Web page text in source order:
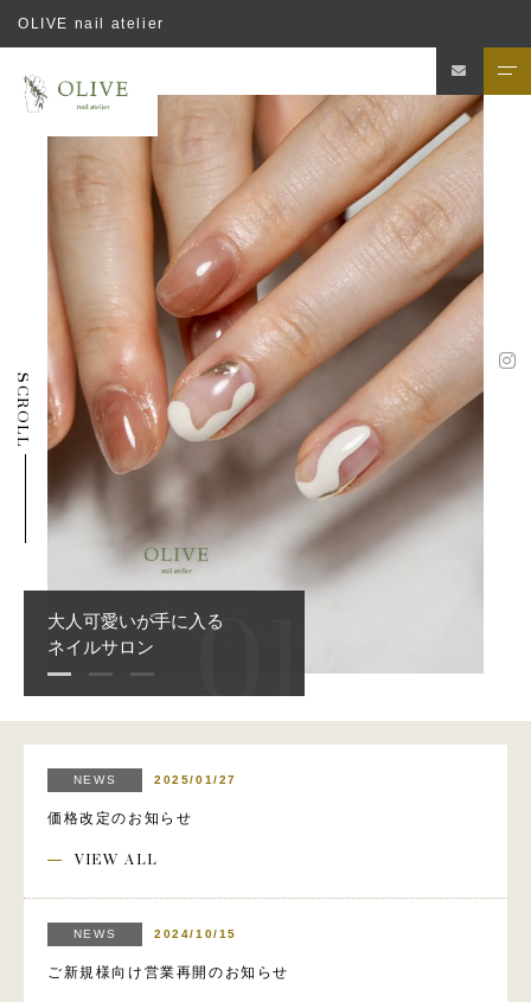
OLIVE nail atelier
深爪や二枚爪で悩まないで、
当店で改善しませんか？
SCROLL
NEWS 2025/01/27
価格改定のお知らせ
VIEW ALL
NEWS 2024/10/15
ご新規様向け営業再開のお知らせ